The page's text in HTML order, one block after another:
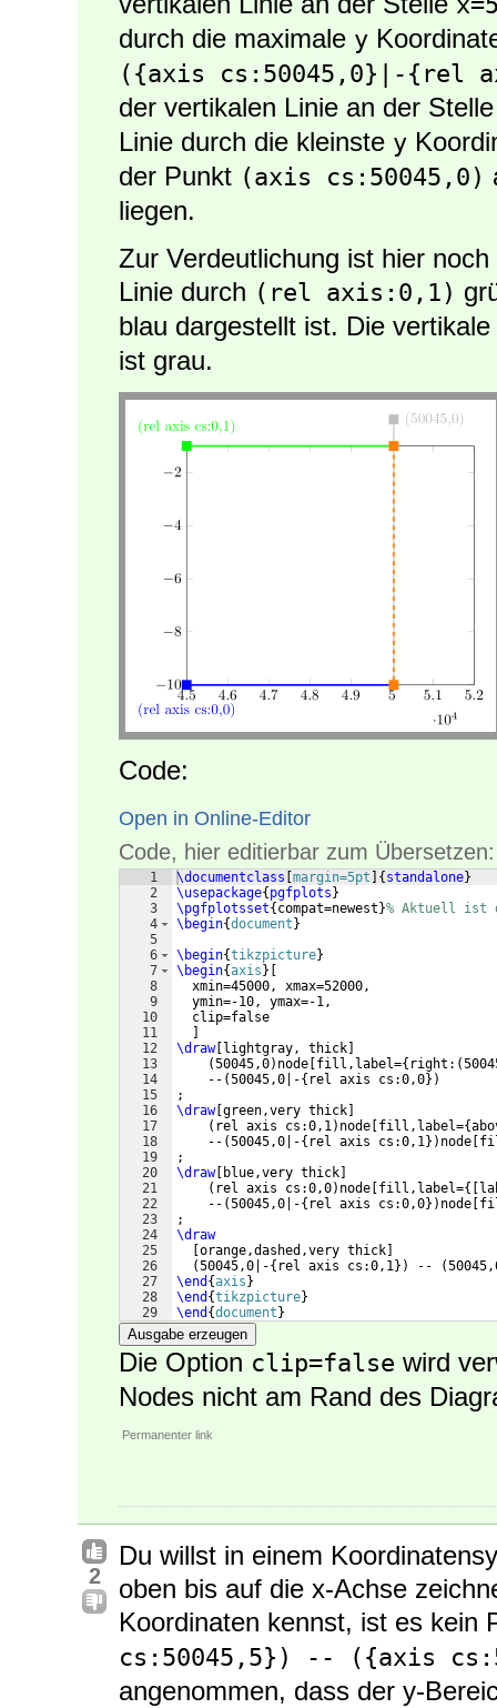
durch die maximale y
({axis cs:50045,0}|-{rel
der vertikalen Linie an der
Linie durch die kleinste y
der Punkt (axis cs:50045,0)
liegen.
Zur Verdeutlichung ist hier
Linie durch (rel axis:0,1)
blau dargestellt ist. Die
ist grau.
Code:
Open in Online-Editor
Code, hier editierbar zum Übersetzen:
1
2
3
4
5
6
7
8
9
10
11
12
13
14
15
16
17
18
19
20
21
22
23
24
25
26
27
28
29
\documentclass margin=5pt { standalone}
\usepackage{ pgfplots }
\pgfplotsset{ compat=newest }% Aktuell ist
\begin{document }
\begin{tikzpicture}
\begin{axis }
  xmin=45000, xmax=52000,
  ymin=-10, ymax=-1,
  clip=false
\draw[ lightgray, thick
(50045,0) node fill,label={ right: (
    --
(50045,0|-{ rel axis cs:0,0})
;
\draw[ green,very thick
( rel axis cs:0,1) node fill,label={
    --
(50045,0|-{ rel axis cs:0,1}) node
;
\draw[ blue,very thick
( rel axis cs:0,0) node fill,label={[
    --
(50045,0|-{ rel axis cs:0,0}) node
;
\draw
orange,dashed,very thick
(50045,0|-{ rel axis cs:0,1}) -- (
\end {axis }
\end {tikzpicture}
\end {document }
Ausgabe erzeugen
Die Option clip=false wird
Nodes nicht am Rand des
Permanenter link
2
Du willst in einem
oben bis auf die x-Achse
Koordinaten kennst, ist es kein
cs:50045,5}) -- ({axis
angenommen, dass der y-